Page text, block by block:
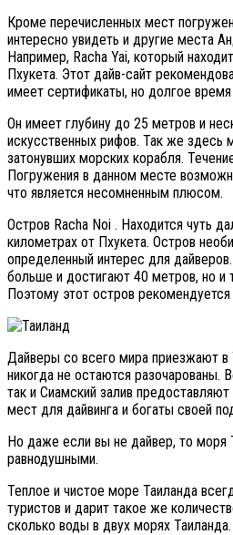
Кроме перечисленных мест
интересно увидеть и другие места
Например, Racha Yai, который
Пхукета. Этот дайв-сайт
имеет сертификаты, но долгое
Он имеет глубину до 25 метров и
искусственных рифов. Так же здесь
затонувших морских корабля.
Погружения в данном месте
что является несомненным плюсом.
Остров Racha Noi . Находится чуть
километрах от Пхукета. Остров
определенный интерес для
больше и достигают 40 метров, но и
Поэтому этот остров
Дайверы со всего мира приезжают в
никогда не остаются разочарованы.
так и Сиамский залив
мест для дайвинга и богаты своей
Но даже если вы не дайвер, то моря
равнодушными.
Теплое и чистое море Таиланда
туристов и дарит такое же
сколько воды в двух морях